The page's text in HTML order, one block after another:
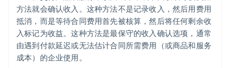
方法就会确认收入。这种方法不是记录收入，然后用费用
抵消，而是等待合同费用首先被核算，然后将任何剩余收
入标记为收益。这种方法是最保守的收入确认选项，通常
由遇到付款延迟或无法估计合同所需费用（或商品和服务
成本）的企业使用。